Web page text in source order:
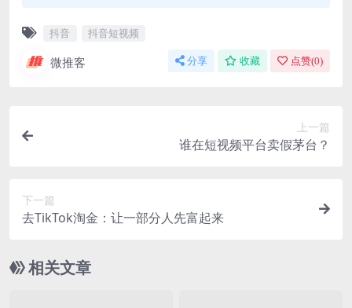
抖音 抖音短视频
微推客 分享 收藏 点赞(0)
上一篇
谁在短视频平台卖假茅台？
下一篇
去TikTok淘金：让一部分人先富起来
相关文章